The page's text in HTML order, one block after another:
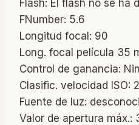
Flash: El flash no se ha
FNumber: 5.6
Longitud focal: 90
Long. focal película 35
Control de ganancia:
Clasific. velocidad ISO:
Fuente de luz:
Valor de apertura máx.: